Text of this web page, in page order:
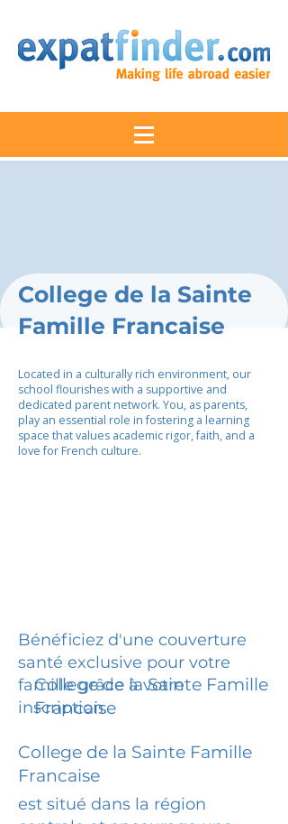
College de la Sainte
Famille Francaise
Located in a culturally rich environment, our
school flourishes with a supportive and
dedicated parent network. You, as parents,
play an essential role in fostering a learning
space that values academic rigor, faith, and a
love for French culture.
Bénéficiez d'une couverture
santé exclusive pour votre
famille grâce à votre
inscription.
College de la Sainte Famille
Francaise
College de la Sainte Famille
Francaise
est situé dans la région